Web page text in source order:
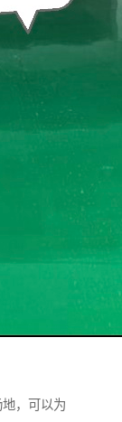
，可以为